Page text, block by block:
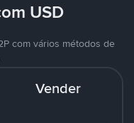
USD
com vários métodos de
Vender